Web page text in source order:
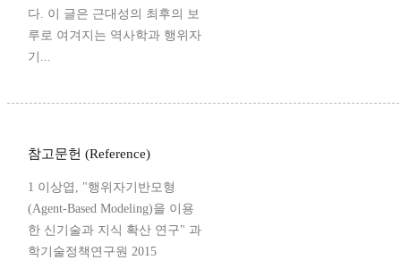
다. 이 글은 근대성의 최후의 보
루로 여겨지는 역사학과 행위자
기...
참고문헌 (Reference)
1 이상엽, "행위자기반모형
(Agent-Based Modeling)을 이용
한 신기술과 지식 확산 연구" 과
학기술정책연구원 2015